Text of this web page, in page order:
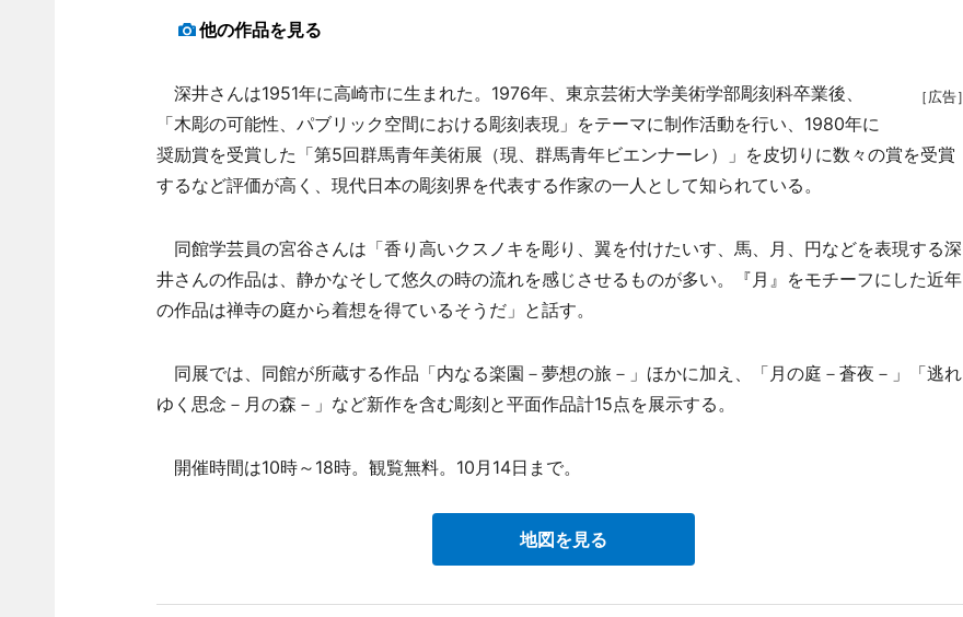
他の作品を見る
［広告］
深井さんは1951年に高崎市に生まれた。1976年、東京芸術大学美術学部彫刻科卒業後、
「木彫の可能性、パブリック空間における彫刻表現」をテーマに制作活動を行い、1980年に
奨励賞を受賞した「第5回群馬青年美術展（現、群馬青年ビエンナーレ）」を皮切りに数々の賞を受賞
するなど評価が高く、現代日本の彫刻界を代表する作家の一人として知られている。
同館学芸員の宮谷さんは「香り高いクスノキを彫り、翼を付けたいす、馬、月、円などを表現する深
井さんの作品は、静かなそして悠久の時の流れを感じさせるものが多い。『月』をモチーフにした近年
の作品は禅寺の庭から着想を得ているそうだ」と話す。
同展では、同館が所蔵する作品「内なる楽園－夢想の旅－」ほかに加え、「月の庭－蒼夜－」「逃れ
ゆく思念－月の森－」など新作を含む彫刻と平面作品計15点を展示する。
開催時間は10時～18時。観覧無料。10月14日まで。
地図を見る